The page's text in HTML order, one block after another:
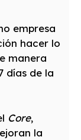
empresa
hacer lo
manera
días de la
Core,
la